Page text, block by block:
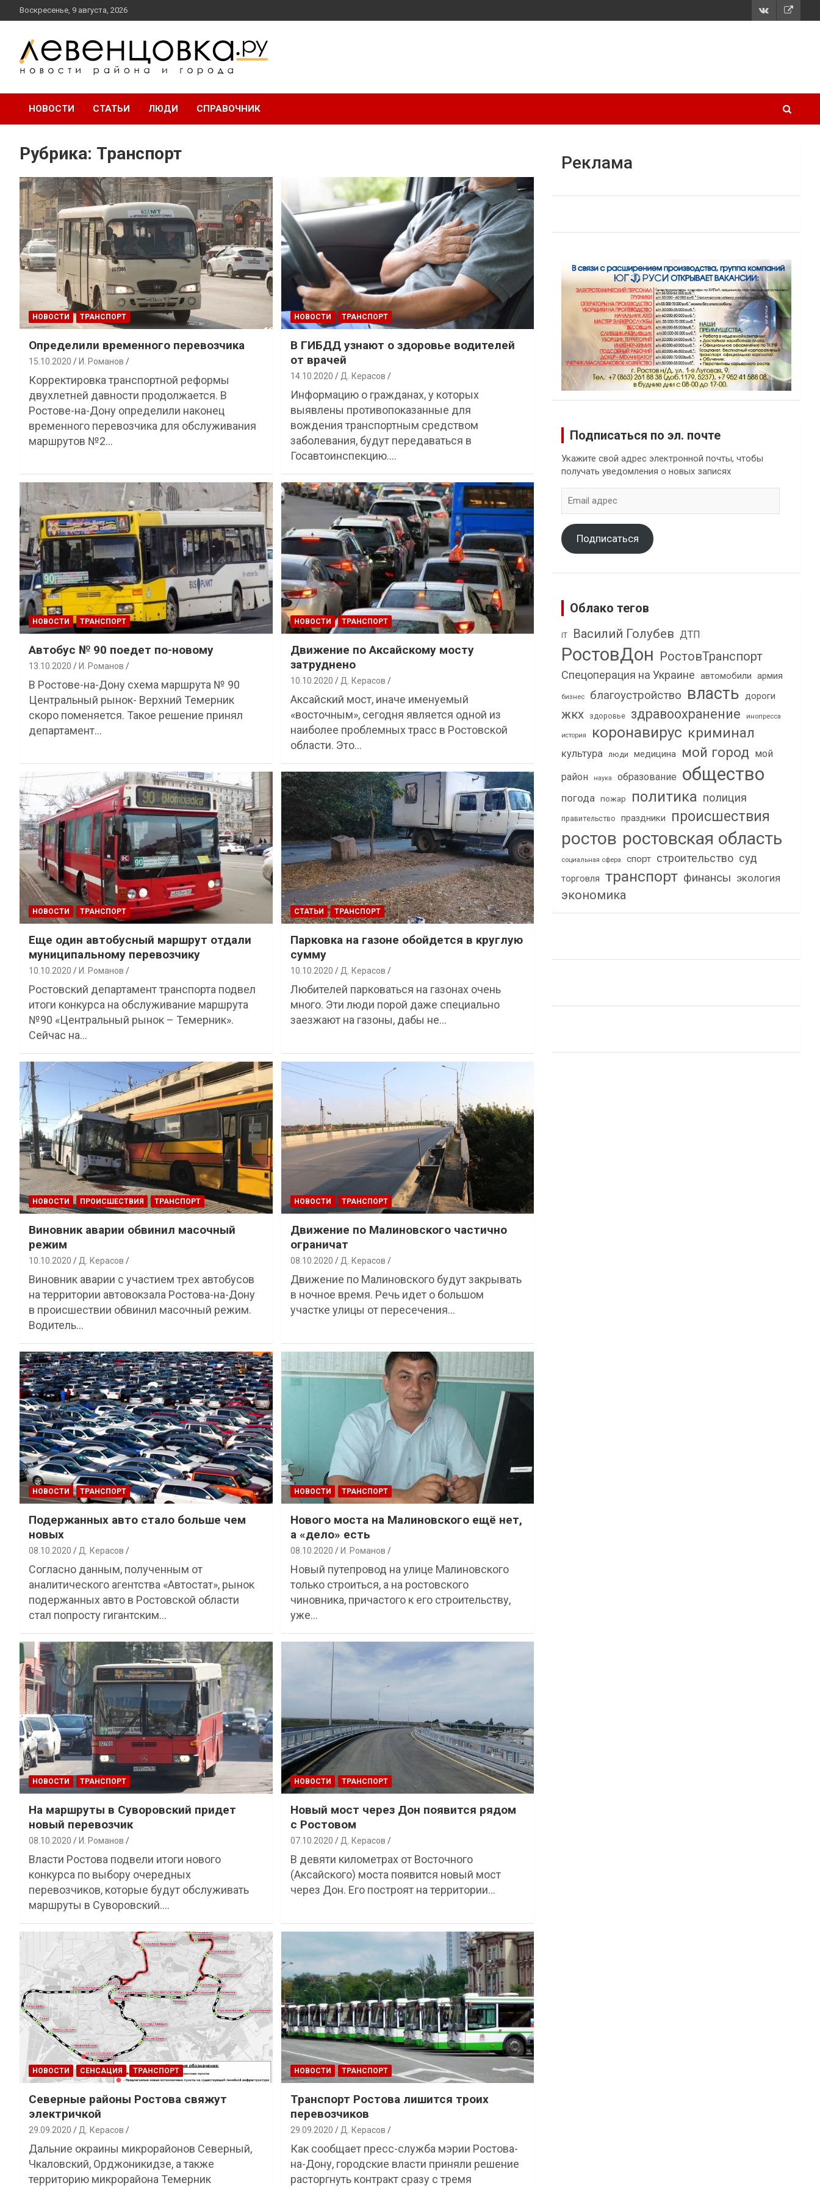
перейти
к
Воскресенье, 9 августа, 2026
Левенцовка Ру
НОВОСТИ СТАТЬИ ЛЮДИ СПРАВОЧНИК
Рубрика: Транспорт
НОВОСТИ ТРАНСПОРТ
Определили временного перевозчика
15.10.2020 И. Романов
Корректировка транспортной реформы
двухлетней давности продолжается. В
Ростове-на-Дону определили наконец
временного перевозчика для обслуживания
маршрутов №2…
НОВОСТИ ТРАНСПОРТ
В ГИБДД узнают о здоровье водителей
от врачей
14.10.2020 Д. Керасов
Информацию о гражданах, у которых
выявлены противопоказанные для
вождения транспортным средством
заболевания, будут передаваться в
Госавтоинспекцию.…
НОВОСТИ ТРАНСПОРТ
Автобус № 90 поедет по-новому
13.10.2020 И. Романов
В Ростове-на-Дону схема маршрута № 90
Центральный рынок- Верхний Темерник
скоро поменяется. Такое решение принял
департамент…
НОВОСТИ ТРАНСПОРТ
Движение по Аксайскому мосту
затруднено
10.10.2020 Д. Керасов
Аксайский мост, иначе именуемый
«восточным», сегодня является одной из
наиболее проблемных трасс в Ростовской
области. Это…
НОВОСТИ ТРАНСПОРТ
Еще один автобусный маршрут отдали
муниципальному перевозчику
10.10.2020 И. Романов
Ростовский департамент транспорта подвел
итоги конкурса на обслуживание маршрута
№90 «Центральный рынок – Темерник».
Сейчас на…
СТАТЬИ ТРАНСПОРТ
Парковка на газоне обойдется в круглую
сумму
10.10.2020 Д. Керасов
Любителей парковаться на газонах очень
много. Эти люди порой даже специально
заезжают на газоны, дабы не…
НОВОСТИ ПРОИСШЕСТВИЯ ТРАНСПОРТ
Виновник аварии обвинил масочный
режим
10.10.2020 Д. Керасов
Виновник аварии с участием трех автобусов
на территории автовокзала Ростова-на-Дону
в происшествии обвинил масочный режим.
Водитель…
НОВОСТИ ТРАНСПОРТ
Движение по Малиновского частично
ограничат
08.10.2020 Д. Керасов
Движение по Малиновского будут закрывать
в ночное время. Речь идет о большом
участке улицы от пересечения…
НОВОСТИ ТРАНСПОРТ
Подержанных авто стало больше чем
новых
08.10.2020 Д. Керасов
Согласно данным, полученным от
аналитического агентства «Автостат», рынок
подержанных авто в Ростовской области
стал попросту гигантским…
НОВОСТИ ТРАНСПОРТ
Нового моста на Малиновского ещё нет,
а «дело» есть
08.10.2020 И. Романов
Новый путепровод на улице Малиновского
только строиться, а на ростовского
чиновника, причастого к его строительству,
уже…
НОВОСТИ ТРАНСПОРТ
На маршруты в Суворовский придет
новый перевозчик
08.10.2020 И. Романов
Власти Ростова подвели итоги нового
конкурса по выбору очередных
перевозчиков, которые будут обслуживать
маршруты в Суворовский.…
НОВОСТИ ТРАНСПОРТ
Новый мост через Дон появится рядом
с Ростовом
07.10.2020 Д. Керасов
В девяти километрах от Восточного
(Аксайского) моста появится новый мост
через Дон. Его построят на территории…
НОВОСТИ СЕНСАЦИЯ ТРАНСПОРТ
Северные районы Ростова свяжут
электричкой
29.09.2020 Д. Керасов
Дальние окраины микрорайонов Северный,
Чкаловский, Орджоникидзе, а также
территорию микрорайона Темерник
НОВОСТИ ТРАНСПОРТ
Транспорт Ростова лишится троих
перевозчиков
29.09.2020 Д. Керасов
Как сообщает пресс-служба мэрии Ростова-
на-Дону, городские власти приняли решение
расторгнуть контракт сразу с тремя
Реклама
Подписаться по эл. почте
Укажите свой адрес электронной почты, чтобы
получать уведомления о новых записях
адрес
Подписаться
Облако тегов
IT Василий Голубев ДТП
РостовДон РостовТранспорт
Спецоперация на Украине автомобили армия
бизнес благоустройство власть дороги
жкх здоровье здравоохранение инопресса
история коронавирус криминал
культура люди медицина мой город мой
район
наука образование общество
погода пожар политика полиция
правительство праздники происшествия
ростов ростовская область
социальная сфера спорт строительство суд
торговля транспорт финансы экология
экономика